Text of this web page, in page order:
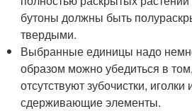
бутоны должны быть
твердыми.
Выбранные единицы надо
образом можно убедиться в
отсутствуют зубочистки, иголки
сдерживающие элементы.